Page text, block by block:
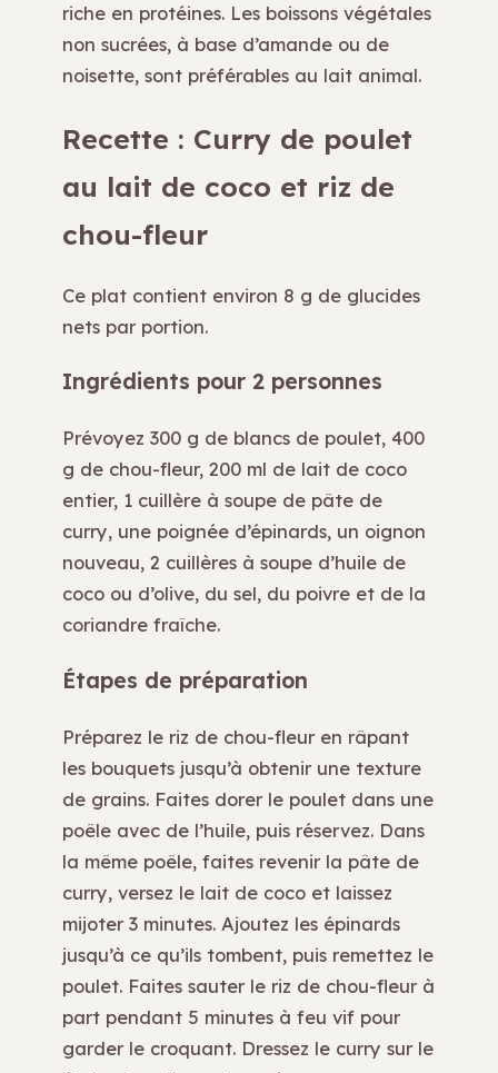
riche en protéines. Les boissons végétales
non sucrées, à base d’amande ou de
noisette, sont préférables au lait animal.
Recette : Curry de poulet
au lait de coco et riz de
chou-fleur
Ce plat contient environ 8 g de glucides
nets par portion.
Ingrédients pour 2 personnes
Prévoyez 300 g de blancs de poulet, 400
g de chou-fleur, 200 ml de lait de coco
entier, 1 cuillère à soupe de pâte de
curry, une poignée d’épinards, un oignon
nouveau, 2 cuillères à soupe d’huile de
coco ou d’olive, du sel, du poivre et de la
coriandre fraîche.
Étapes de préparation
Préparez le riz de chou-fleur en râpant
les bouquets jusqu’à obtenir une texture
de grains. Faites dorer le poulet dans une
poêle avec de l’huile, puis réservez. Dans
la même poêle, faites revenir la pâte de
curry, versez le lait de coco et laissez
mijoter 3 minutes. Ajoutez les épinards
jusqu’à ce qu’ils tombent, puis remettez le
poulet. Faites sauter le riz de chou-fleur à
part pendant 5 minutes à feu vif pour
garder le croquant. Dressez le curry sur le